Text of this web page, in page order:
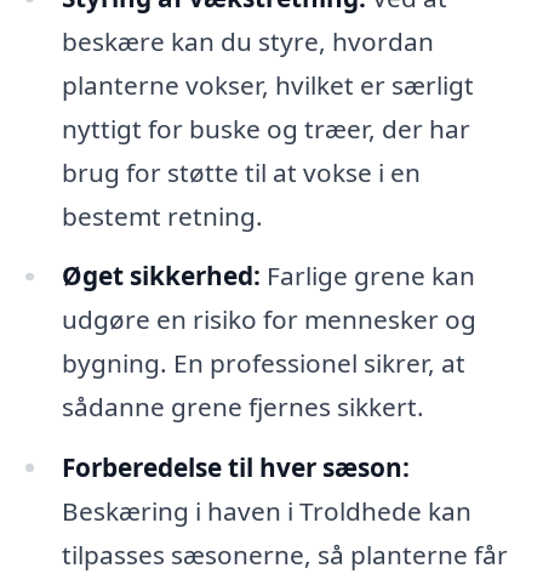
beskære kan du styre, hvordan
planterne vokser, hvilket er særligt
nyttigt for buske og træer, der har
brug for støtte til at vokse i en
bestemt retning.
Øget sikkerhed: Farlige grene kan
udgøre en risiko for mennesker og
bygning. En professionel sikrer, at
sådanne grene fjernes sikkert.
Forberedelse til hver sæson:
Beskæring i haven i Troldhede kan
tilpasses sæsonerne, så planterne får